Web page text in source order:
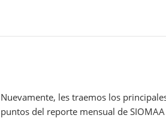
Nuevamente, les traemos los
puntos del reporte mensual de SIOMAA